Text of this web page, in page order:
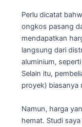
Perlu dicatat
ongkos pasang
mendapatkan
langsung dari
aluminium,
Selain itu,
proyek) biasanya
Namun, harga
hemat. Studi